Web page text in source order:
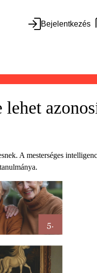
Bejelentkezés
A mesterséges